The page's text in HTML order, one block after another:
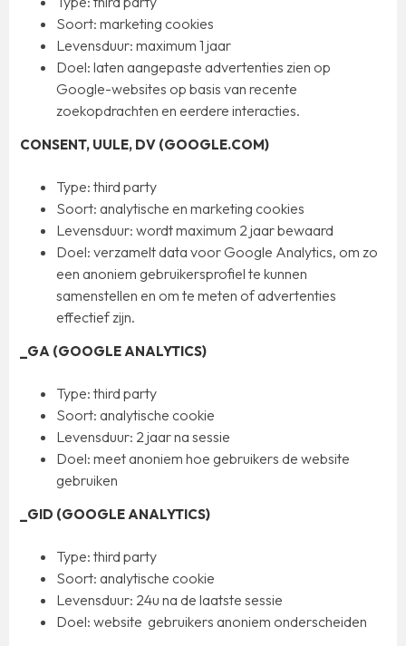
Soort: marketing cookies
Levensduur: maximum 1 jaar
Doel: laten aangepaste advertenties zien op
Google-websites op basis van recente
zoekopdrachten en eerdere interacties.
CONSENT, UULE, DV (GOOGLE.COM)
Type: third party
Soort: analytische en marketing cookies
Levensduur: wordt maximum 2 jaar bewaard
Doel: verzamelt data voor Google Analytics, om zo
een anoniem gebruikersprofiel te kunnen
samenstellen en om te meten of advertenties
effectief zijn.
_GA (GOOGLE ANALYTICS)
Type: third party
Soort: analytische cookie
Levensduur: 2 jaar na sessie
Doel: meet anoniem hoe gebruikers de website
gebruiken
_GID (GOOGLE ANALYTICS)
Type: third party
Soort: analytische cookie
Levensduur: 24u na de laatste sessie
Doel: website gebruikers anoniem onderscheiden